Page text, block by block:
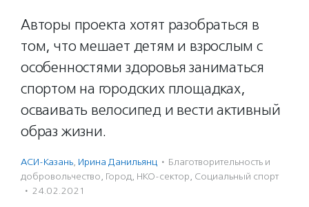
Авторы проекта хотят разобраться в
том, что мешает детям и взрослым с
особенностями здоровья заниматься
спортом на городских площадках,
осваивать велосипед и вести активный
образ жизни.
АСИ-Казань, Ирина Данильянц · Благотвори­тель­ность и
доброволь­чест­во, Город, НКО-сектор, Социальный спорт
· 24.02.2021